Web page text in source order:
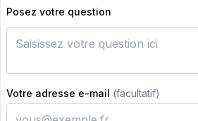
Posez votre question
Votre adresse e-mail (facultatif)